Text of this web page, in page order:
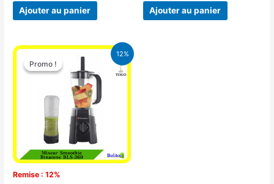
Ajouter au panier Ajouter au panier
12%
Promo !
Remise : 12%
Promo !
Le
prix
initial
était :
25.000 CFA.
Le
prix
actuel
est :